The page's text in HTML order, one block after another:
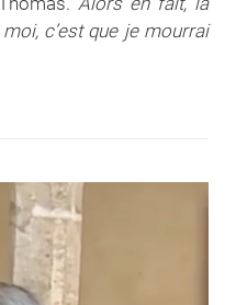
c’est que je mourrai